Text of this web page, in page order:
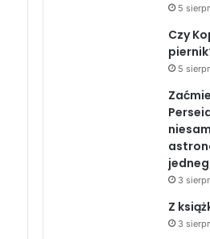
5
Czy
5
3
Z
3